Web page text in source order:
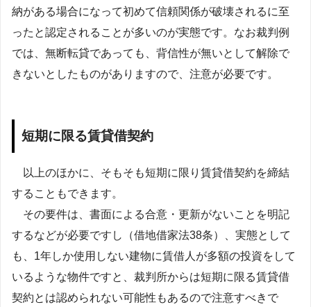
納がある場合になって初めて信頼関係が破壊されるに至
ったと認定される ことが多いのが実態です。なお裁判例
では、無断転貸であっても、背信性が無いとして解除で
きないとしたものがありますので、注意が必要です。
短期に限る賃貸借契約
以上のほかに、そもそも短期に限り賃貸借契約を締結
することもできます。
その要件は、書面による合意・更新がないことを明記
するなどが必要ですし（借地借家法38条）、実態として
も、1年しか使用しない建物に賃借人が多額の投資をして
いるような物件ですと、裁判所からは短期に限る賃貸借
契約とは認められない可能性もあるので注意すべきで